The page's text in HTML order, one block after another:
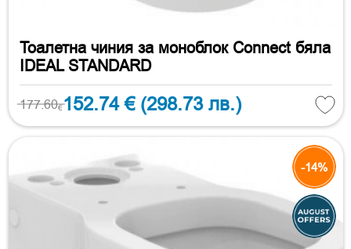
Тоалетна чиния за моноблок Connect бяла
IDEAL STANDARD
177.60€152.74 € (298.73 лв.)
-14%